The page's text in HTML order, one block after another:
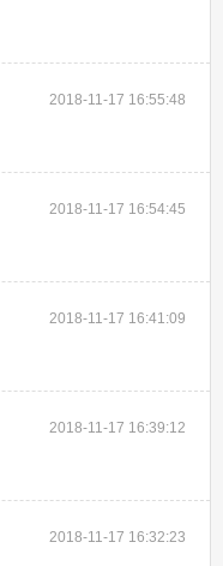
2018-11-17 16:55:48
2018-11-17 16:54:45
2018-11-17 16:41:09
2018-11-17 16:39:12
2018-11-17 16:32:23